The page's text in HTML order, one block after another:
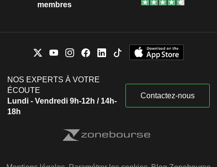
membres
NOS EXPERTS À VOTRE
ÉCOUTE
Lundi - Vendredi 9h-12h / 14h-
18h
Contactez-nous